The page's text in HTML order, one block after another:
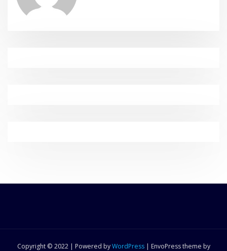
Copyright © 2022 | Powered byWordPress | EnvoPress theme by